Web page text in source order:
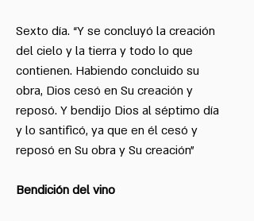
Sexto día. “Y se concluyó la creación
del cielo y la tierra y todo lo que
contienen. Habiendo concluido su
obra, Dios cesó en Su creación y
reposó. Y bendijo Dios al séptimo día
y lo santificó, ya que en él cesó y
reposó en Su obra y Su creación”
Bendición del vino